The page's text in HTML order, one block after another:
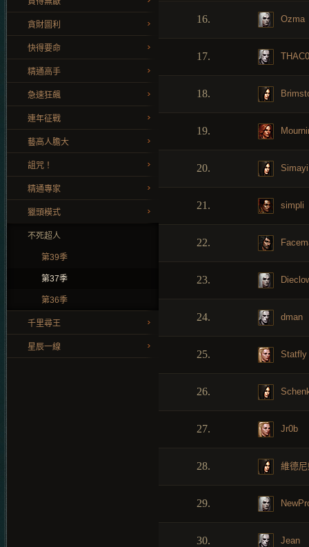
貪財圖利
快得要命
精通高手
急速狂飆
連年征戰
藝高人膽大
詛咒！
精通專家
獵頭模式
不死超人
第39季
第37季
第36季
千里尋王
星辰一線
16. Ozma
17. THAC0
18.
19.
20. Simayi
21. simpli
22.
23.
24. dman
25. Statfly
26.
27. Jr0b
28. 維德
29.
30. Jean